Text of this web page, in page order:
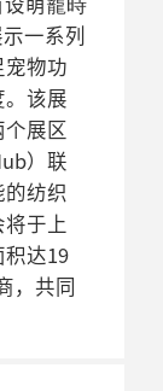
一系列
物功
该展
展区
）联
纺织
于上
达19
，共同